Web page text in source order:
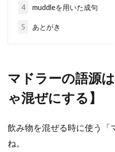
4 muddleを用いた成句
5 あとがき
マドラーの語源
ゃ混ぜにする】
飲み物を混ぜる時に使う「
ね。